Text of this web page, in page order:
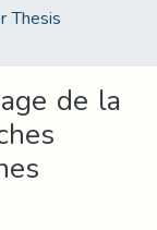
Thesis
de la